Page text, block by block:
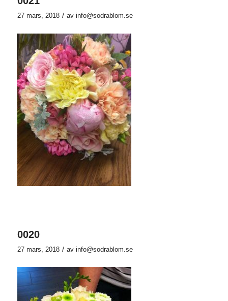
27 mars, 2018 / av info@sodrablom.se
0020
27 mars, 2018 / av info@sodrablom.se